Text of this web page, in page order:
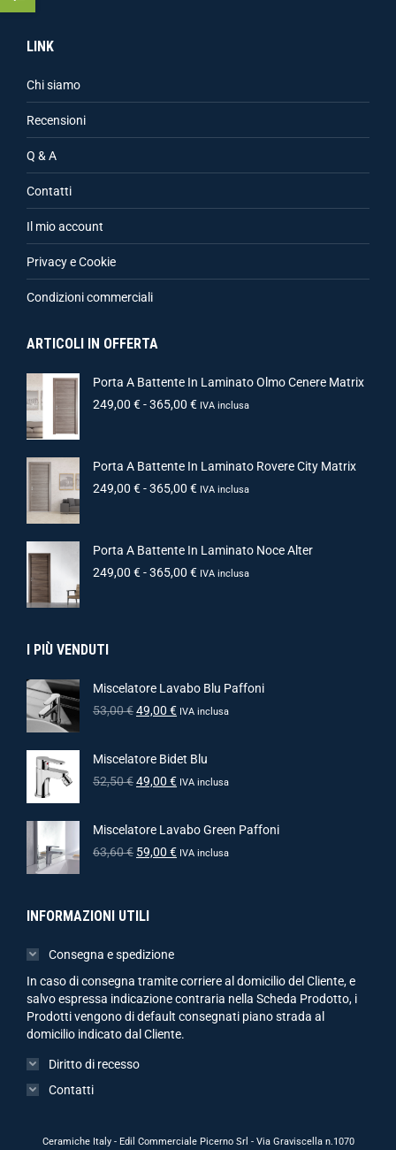
LINK
Chi siamo
Recensioni
Q & A
Contatti
Il mio account
Privacy e Cookie
Condizioni commerciali
ARTICOLI IN OFFERTA
Porta A Battente In Laminato Olmo Cenere Matrix
249,00 €-365,00 € IVA inclusa
Porta A Battente In Laminato Rovere City Matrix
249,00 €-365,00 € IVA inclusa
Porta A Battente In Laminato Noce Alter
249,00 €-365,00 € IVA inclusa
I PIÙ VENDUTI
Miscelatore Lavabo Blu Paffoni
53,00€49,00 € IVA inclusa
Miscelatore Bidet Blu
52,50€49,00 € IVA inclusa
Miscelatore Lavabo Green Paffoni
63,60€ 59,00 € IVA inclusa
INFORMAZIONI UTILI
Consegna e spedizione
In caso di consegna tramite corriere al domicilio del Cliente, e
salvo espressa indicazione contraria nella Scheda Prodotto, i
Prodotti vengono di default consegnati piano strada al
domicilio indicato dal Cliente.
Diritto di recesso
Contatti
Ceramiche Italy - Edil Commerciale Picerno Srl - Via Graviscella n.1070